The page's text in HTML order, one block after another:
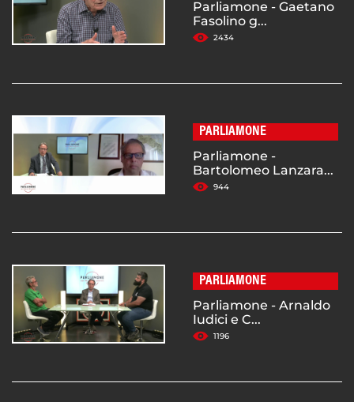
Parliamone - Gaetano
Fasolino g...
2434
PARLIAMONE
Parliamone -
Bartolomeo Lanzara...
944
PARLIAMONE
Parliamone - Arnaldo
Iudici e C...
1196